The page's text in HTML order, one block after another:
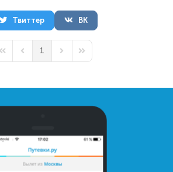
Твиттер ВК
First PagePrevious Page
1 Next PageLast Page